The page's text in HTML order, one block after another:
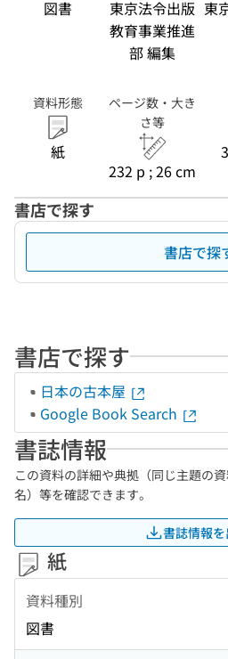
図書
東京法令出版
教育事業推進
部 編集
東
資料形態
紙
ページ数・大き
さ等
232 p ; 26 cm
書店で探す
書店で探
書店で探す
日本の古本屋
Google Book Search
書誌情報
この資料の詳細や典拠（同じ主題の
名）等を確認できます。
書誌情報を
紙
資料種別
図書